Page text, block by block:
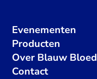
Evenementen
Producten
Over Blauw Bloed
Contact